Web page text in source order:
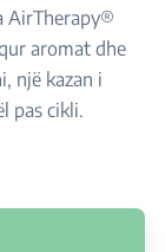
AirTherapy®
aromat dhe
një kazan i
pas cikli.